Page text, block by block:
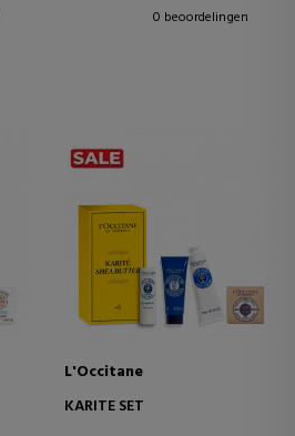
0 beoordelingen
L'Occitane
KARITE SET